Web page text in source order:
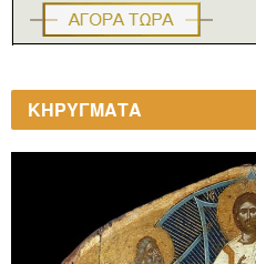
ΚΗΡΥΓΜΑΤΑ